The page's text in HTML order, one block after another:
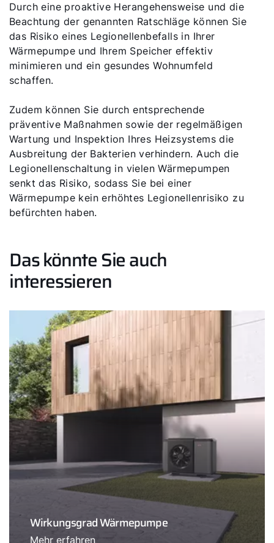
Durch eine proaktive Herangehensweise und die
Beachtung der genannten Ratschläge können Sie
das Risiko eines Legionellenbefalls in Ihrer
Wärmepumpe und Ihrem Speicher effektiv
minimieren und ein gesundes Wohnumfeld
schaffen.
Zudem können Sie durch entsprechende
präventive Maßnahmen sowie der regelmäßigen
Wartung und Inspektion Ihres Heizsystems die
Ausbreitung der Bakterien verhindern. Auch die
Legionellenschaltung in vielen Wärmepumpen
senkt das Risiko, sodass Sie bei einer
Wärmepumpe kein erhöhtes Legionellenrisiko zu
befürchten haben.
Das könnte Sie auch
interessieren
Wirkungsgrad Wärmepumpe
Mehr erfahren